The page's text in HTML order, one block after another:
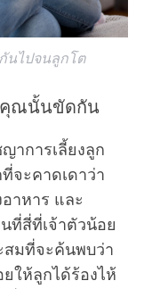
นไปจนลูกโต
คุณนั้นขัดกัน
าการเลี้ยงลูก
จะคาดเดาว่า
าหาร และ
ที่สี่ที่เจ้าตัวน้อย
สมที่จะค้นพบว่า
ให้ลูกได้ร้องไห้